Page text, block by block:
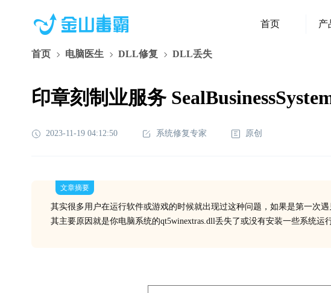
首页 产
首页 电脑医生 DLL修复 DLL丢失
印章刻制业服务
2023-11-19 04:12:50 系统修复专家 原创
文章摘要
其实很多用户在运行软件或游戏的时候就出现过这种问题，如果是第一次
其主要原因就是你电脑系统的qt5winextras.dll丢失了或没有安装一些系统运